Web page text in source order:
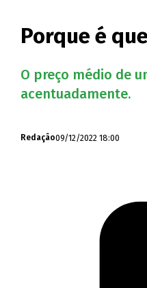
Porque é
O preço médio de
acentuadamente.
Redação09/12/2022 18:00